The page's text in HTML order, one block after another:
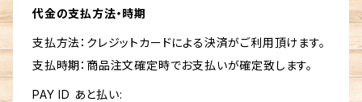
代金の支払方法・時期
支払方法：クレジットカードによる決済がご利用頂けます。
支払時期：商品注文確定時でお支払いが確定致します。
PAY ID あと払い: